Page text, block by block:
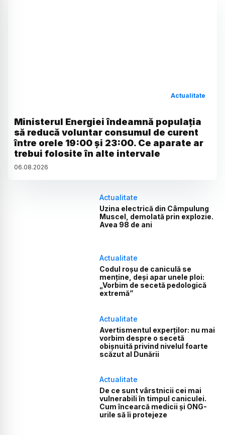
Actualitate
Ministerul Energiei îndeamnă populația
să reducă voluntar consumul de curent
între orele 19:00 și 23:00. Ce aparate ar
trebui folosite în alte intervale
06.08.2026
Actualitate
Uzina electrică din Câmpulung
Muscel, demolată prin explozie.
Avea 98 de ani
Actualitate
Codul roșu de caniculă se
menține, deși apar unele ploi:
„Vorbim de secetă pedologică
extremă”
Actualitate
Avertismentul experților: nu mai
vorbim despre o secetă
obișnuită privind nivelul foarte
scăzut al Dunării
Actualitate
De ce sunt vârstnicii cei mai
vulnerabili în timpul caniculei.
Cum încearcă medicii și ONG-
urile să îi protejeze